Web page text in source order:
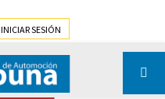
INICIAR SESIÓN